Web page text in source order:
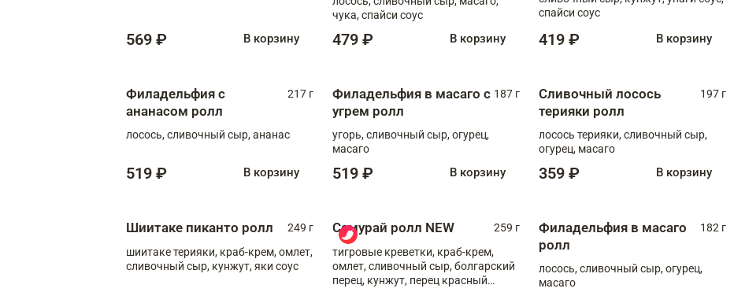
569 ₽ В корзину
чука, спайси соус
479 ₽ В корзину
спайси соус
419 ₽ В корзину
Филадельфия с
ананасом ролл
217 г
лосось, сливочный сыр, ананас
519 ₽ В корзину
Филадельфия в масаго с
угрем ролл
187 г
угорь, сливочный сыр, огурец,
масаго
519 ₽ В корзину
Сливочный лосось
терияки ролл
197 г
лосось терияки, сливочный сыр,
огурец, масаго
359 ₽ В корзину
Шиитаке пиканто ролл
249 г
шиитаке терияки, краб-крем, омлет,
сливочный сыр, кунжут, яки соус
Самурай ролл NEW
259 г
тигровые креветки, краб-крем,
омлет, сливочный сыр, болгарский
перец, кунжут, перец красный
Филадельфия в масаго
ролл
182 г
лосось, сливочный сыр, огурец,
масаго